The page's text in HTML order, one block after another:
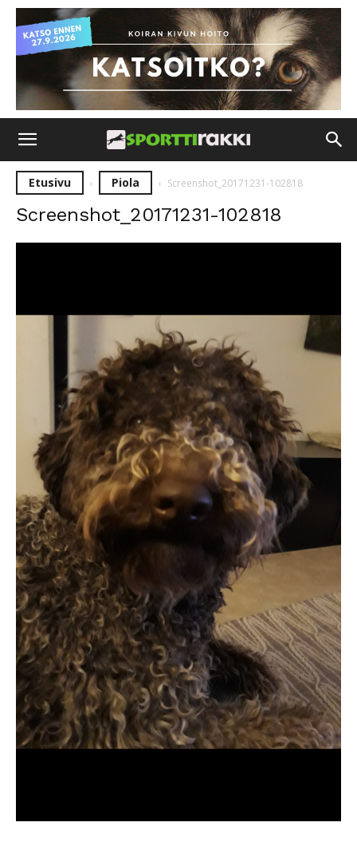
Etusivu Piola Screenshot_20171231-102818
Screenshot_20171231-102818